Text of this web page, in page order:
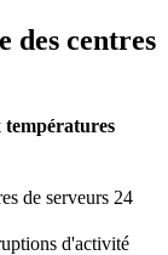
des centres
températures
de serveurs 24
d'activité